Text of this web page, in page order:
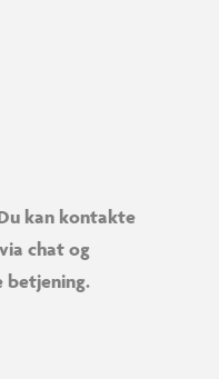
kan kontakte
chat og
betjening.